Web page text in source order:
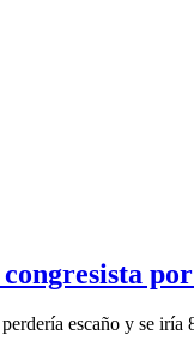
escaño y se iría